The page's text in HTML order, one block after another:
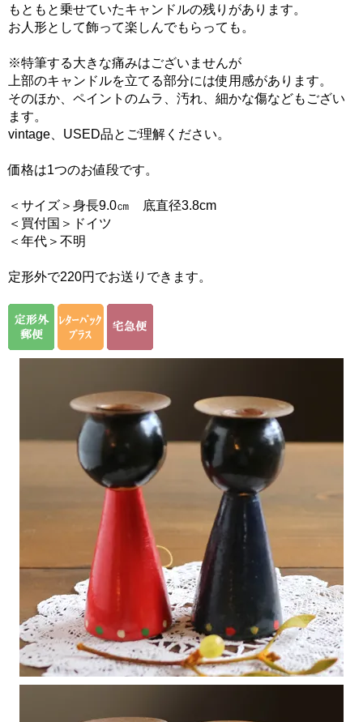
もともと乗せていたキャンドルの残りがあります。
お人形として飾って楽しんでもらっても。
※特筆する大きな痛みはございませんが
上部のキャンドルを立てる部分には使用感があります。
そのほか、ペイントのムラ、汚れ、細かな傷などもござい
ます。
vintage、USED品とご理解ください。
価格は1つのお値段です。
＜サイズ＞身長9.0㎝ 底直径3.8cm
＜買付国＞ドイツ
＜年代＞不明
定形外で220円でお送りできます。